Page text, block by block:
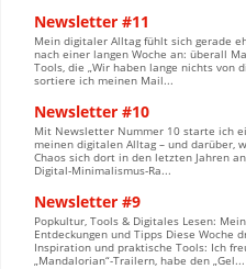
Newsletter #11
Mein digitaler Alltag fühlt sich gerade
nach einer langen Woche an: überall
Tools, die „Wir haben lange nichts von
sortiere ich meinen Mail...
Newsletter #10
Mit Newsletter Nummer 10 starte ich
meinen digitalen Alltag – und darüber,
Chaos sich dort in den letzten Jahren
Digital‑Minimalismus‑Ra...
Newsletter #9
Popkultur, Tools & Digitales Lesen:
Entdeckungen und Tipps Diese Woche
Inspiration und praktische Tools: Ich
„Mandalorian“-Trailern, habe den „Gel...